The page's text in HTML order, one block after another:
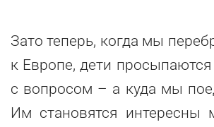
Зато теперь, когда мы
к Европе, дети
с вопросом – а куда мы
Им становятся интересны